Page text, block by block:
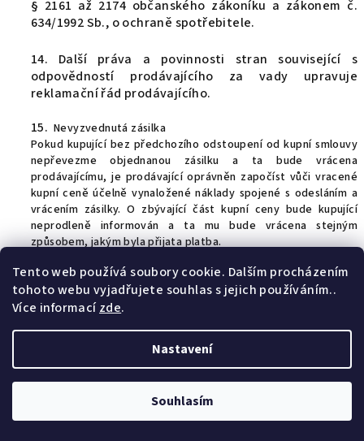
Tento web používá soubory cookie. Dalším procházením
tohoto webu vyjadřujete souhlas s jejich používáním..
Více informacízde.
Nastavení
Souhlasím
§ 2161 až 2174 občanského zákoníku a zákonem č.
634/1992 Sb., o ochraně spotřebitele.
14. Další práva a povinnosti stran související s
odpovědností prodávajícího za vady upravuje
reklamační řád prodávajícího.
15. Nevyzvednutá zásilka
Pokud kupující bez předchozího odstoupení od kupní smlouvy
nepřevezme objednanou zásilku a ta bude vrácena
prodávajícímu, je prodávající oprávněn započíst vůči vracené
kupní ceně účelně vynaložené náklady spojené s odesláním a
vrácením zásilky. O zbývající část kupní ceny bude kupující
neprodleně informován a ta mu bude vrácena stejným
způsobem, jakým byla přijata platba.
VIII.